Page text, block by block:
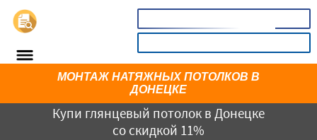
Купи глянцевый потолок в Донецке
со скидкой 11%
МОНТАЖ НАТЯЖНЫХ ПОТОЛКОВ В
ДОНЕЦКЕ